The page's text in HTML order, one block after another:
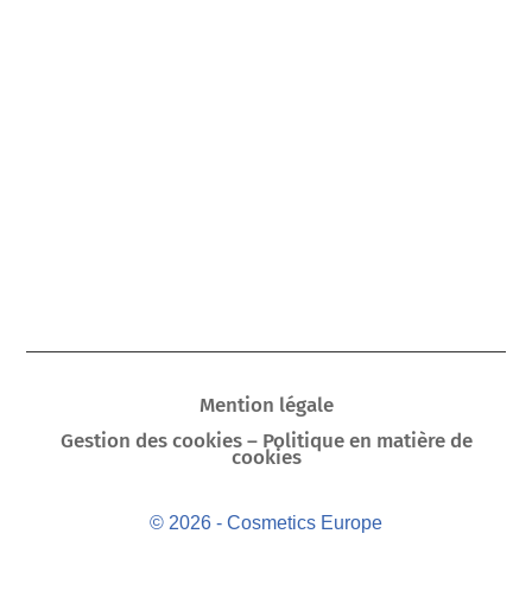
Mention légale
Gestion des cookies – Politique en matière de
cookies
© 2026 - Cosmetics Europe